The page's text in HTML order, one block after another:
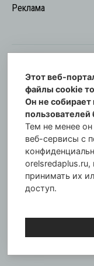
Реклама
©
Орловская
00254 от 29
Газета
Федеральной
коммуникаций
Главный
Этот веб-
файлы cookie
Он не
пользователей
Тем не менее
веб-сервисы с
принимать их
доступ.